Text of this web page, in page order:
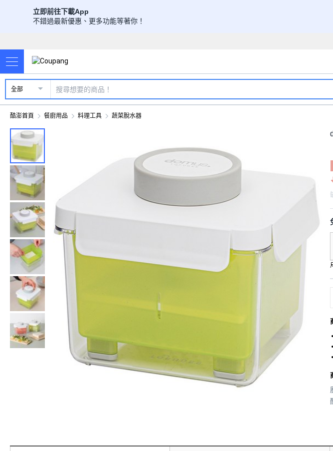
立即前往下載App
不錯過最新優惠、更多功能等著你！
全部
酷澎首頁 餐廚用品 料理工具 蔬菜脫水器